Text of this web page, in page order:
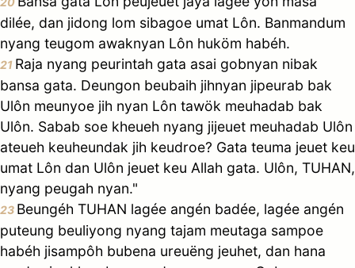
dilée, dan jidong lom sibagoe umat Lôn. Banmandum
nyang teugom awaknyan Lôn huköm habéh.
21 Raja nyang peurintah gata asai gobnyan nibak
bansa gata. Deungon beubaih jihnyan jipeurab bak
Ulôn meunyoe jih nyan Lôn tawök meuhadab bak
Ulôn. Sabab soe kheueh nyang jijeuet meuhadab Ulôn
ateueh keuheundak jih keudroe? Gata teuma jeuet keu
umat Lôn dan Ulôn jeuet keu Allah gata. Ulôn, TUHAN,
nyang peugah nyan."
23 Beungéh TUHAN lagée angén badée, lagée angén
puteung beuliyong nyang tajam meutaga sampoe
habéh jisampôh bubena ureuëng jeuhet, dan hana